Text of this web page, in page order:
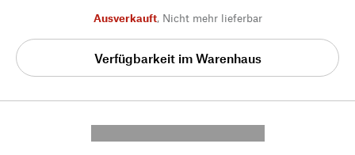
Ausverkauft, Nicht mehr lieferbar
Verfügbarkeit im Warenhaus